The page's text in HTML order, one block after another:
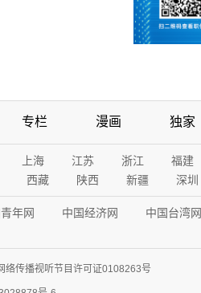
专栏 漫画 独家
上海 江苏 浙江 福建
西藏 陕西 新疆 深圳
年网 中国经济网 中国台湾网
络传播视听节目许可证0108263号